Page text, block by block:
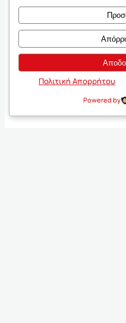
Πολιτική Απορρήτου
Powered by